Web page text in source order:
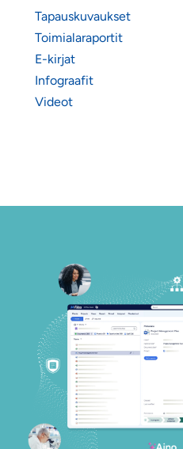
Tapauskuvaukset
Toimialaraportit
E-kirjat
Infograafit
Videot